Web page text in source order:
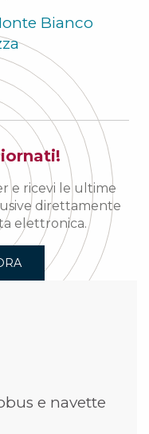
Bianco
e ricevi le ultime
direttamente
elettronica.
e navette